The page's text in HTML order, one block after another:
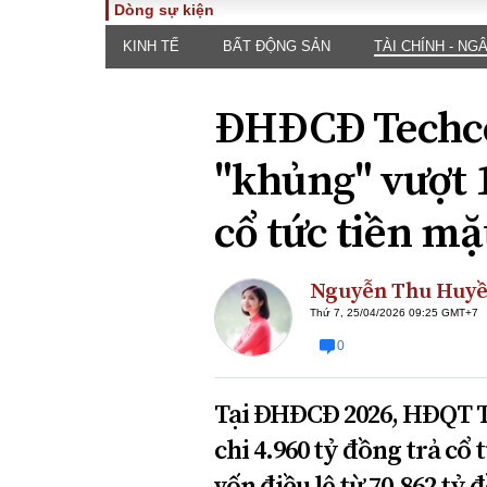
TOÀN CẢNH
Chính sách
Đối thoại
PHÁP
luật
Góc
Hồ sơ
Tiếng
An ninh
ĐA CHIỀU
Quan điểm
Dòng sự kiện
KINH TẾ BẤT ĐỘNG SẢN TÀI CHÍNH -
ĐHĐCĐ
"khủng" vượt
cổ tức tiền
Nguyễn Thu
Thứ 7, 25/04/2026 09:25 GMT+7
0
Tại ĐHĐCĐ 2026,
chi 4.960 tỷ đồng trả